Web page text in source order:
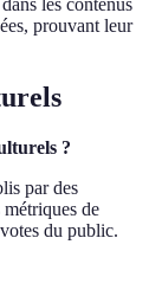
les contenus
prouvant leur
?
par des
métriques de
du public.